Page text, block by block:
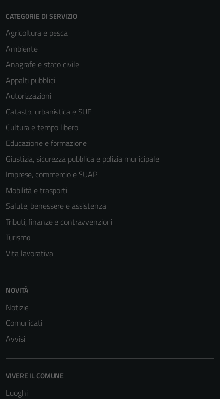
CATEGORIE DI SERVIZIO
Agricoltura e pesca
Ambiente
Anagrafe e stato civile
Appalti pubblici
Autorizzazioni
Catasto, urbanistica e SUE
Cultura e tempo libero
Educazione e formazione
Giustizia, sicurezza pubblica e polizia municipale
Imprese, commercio e SUAP
Mobilità e trasporti
Salute, benessere e assistenza
Tributi, finanze e contravvenzioni
Turismo
Vita lavorativa
NOVITÀ
Notizie
Comunicati
Avvisi
VIVERE IL COMUNE
Luoghi